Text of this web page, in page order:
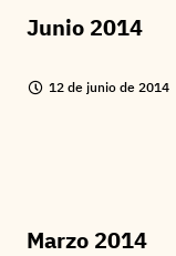
Junio 2014
12 de junio de 2014
Marzo 2014